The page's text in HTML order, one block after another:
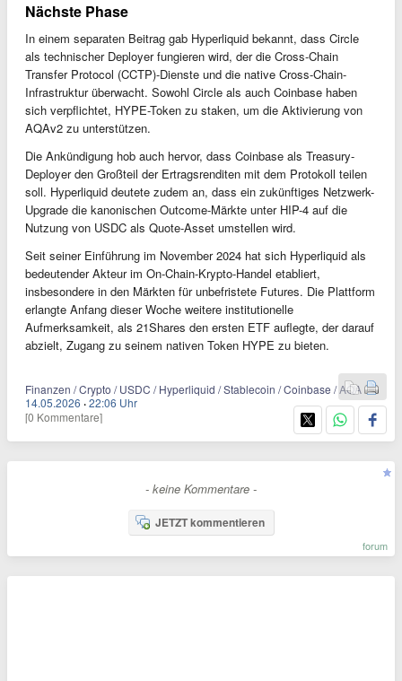
Nächste Phase
In einem separaten Beitrag gab Hyperliquid bekannt, dass Circle
als technischer Deployer fungieren wird, der die Cross-Chain
Transfer Protocol (CCTP)-Dienste und die native Cross-Chain-
Infrastruktur überwacht. Sowohl Circle als auch Coinbase haben
sich verpflichtet, HYPE-Token zu staken, um die Aktivierung von
AQAv2 zu unterstützen.
Die Ankündigung hob auch hervor, dass Coinbase als Treasury-
Deployer den Großteil der Ertragsrenditen mit dem Protokoll teilen
soll. Hyperliquid deutete zudem an, dass ein zukünftiges Netzwerk-
Upgrade die kanonischen Outcome-Märkte unter HIP-4 auf die
Nutzung von USDC als Quote-Asset umstellen wird.
Seit seiner Einführung im November 2024 hat sich Hyperliquid als
bedeutender Akteur im On-Chain-Krypto-Handel etabliert,
insbesondere in den Märkten für unbefristete Futures. Die Plattform
erlangte Anfang dieser Woche weitere institutionelle
Aufmerksamkeit, als 21Shares den ersten ETF auflegte, der darauf
abzielt, Zugang zu seinem nativen Token HYPE zu bieten.
Finanzen / Crypto / USDC / Hyperliquid / Stablecoin / Coinbase / AQA
14.05.2026 ·22:06 Uhr
[0 Kommentare]
- keine Kommentare -
JETZT kommentieren
forum